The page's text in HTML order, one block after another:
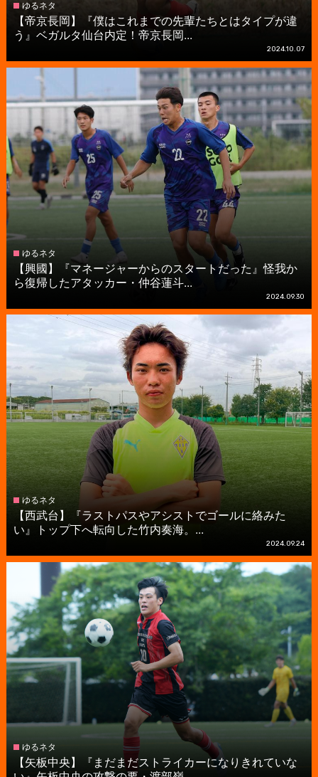
ゆるネタ
【帝京長岡】『僕はこれまでの先輩たちとはタイプが違
う』ベガルタ仙台内定！帝京長岡...
2024.10.07
ゆるネタ
【興國】『マネージャーからのスタートだった』怪我か
ら復帰したアタッカー・仲谷蓮斗...
2024.09.30
ゆるネタ
【西武台】『ラストパスやアシストでゴールに絡みた
い』トップ下へ転向した竹内奏海。...
2024.09.24
ゆるネタ
【矢板中央】『まだまだストライカーになりきれていな